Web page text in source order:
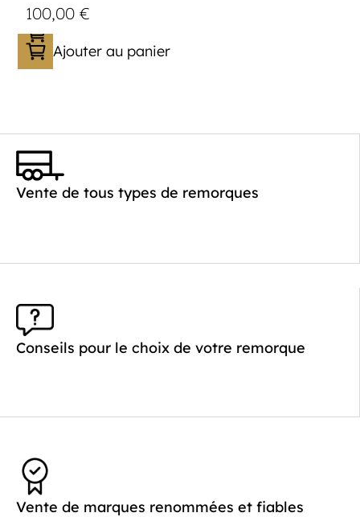
100,00€
Ajouter au panier
Vente de tous types de remorques
Conseils pour le choix de votre remorque
Vente de marques renommées et fiables